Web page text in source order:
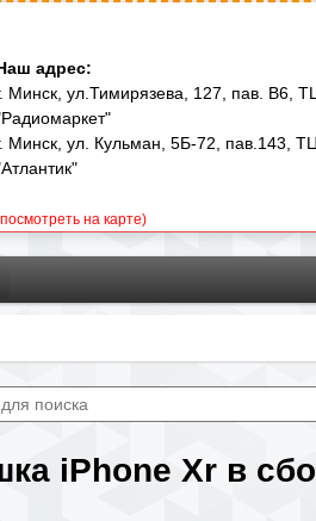
основному
адрес:
Минск, ул.Тимирязева, 127, пав. В6,
Минск, ул. Кульман, 5Б-72, пав.143, ТЦ
на карте)
iPhone Xr в